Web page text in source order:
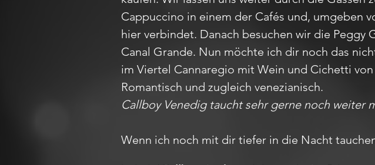
Cappuccino in einem der Cafés und, umgeben
hier verbindet. Danach besuchen wir die Peggy
Canal Grande. Nun möchte ich dir noch das
im Viertel Cannaregio mit Wein und Cichetti
Romantisch und zugleich venezianisch.
Callboy Venedig taucht sehr gerne noch weiter
Wenn ich noch mit dir tiefer in die Nacht